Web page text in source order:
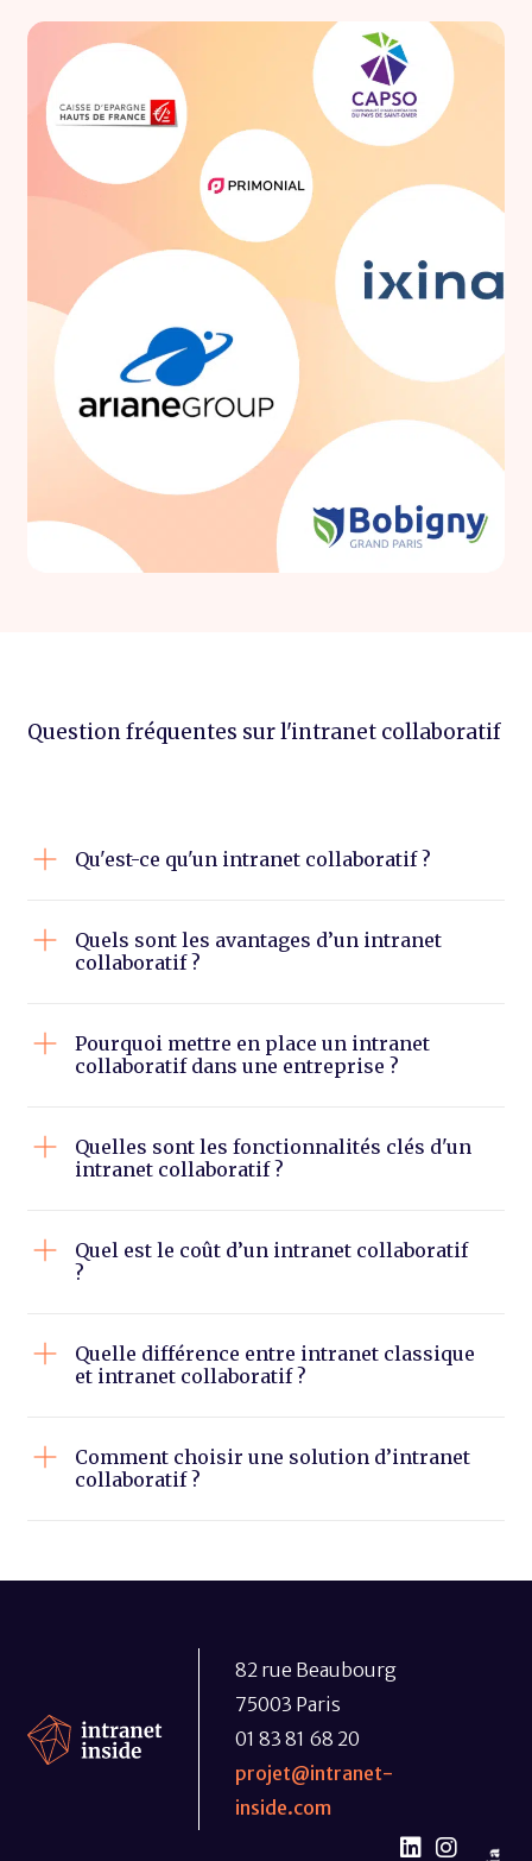
Question fréquentes sur l'intranet collaboratif
Qu'est-ce qu'un intranet collaboratif ?
Quels sont les avantages d’un intranet
collaboratif ?
Pourquoi mettre en place un intranet
collaboratif dans une entreprise ?
Quelles sont les fonctionnalités clés d'un
intranet collaboratif ?
Quel est le coût d’un intranet collaboratif
?
Quelle différence entre intranet classique
et intranet collaboratif ?
Comment choisir une solution d’intranet
collaboratif ?
82 rue Beaubourg
75003 Paris
01 83 81 68 20
projet@intranet-
inside.com